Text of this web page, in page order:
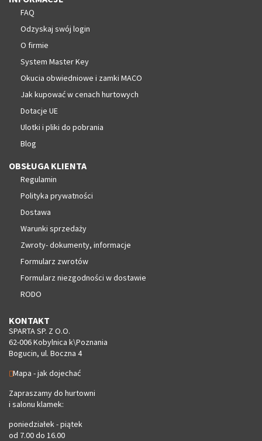
FAQ
Odzyskaj swój login
O firmie
System Master Key
Okucia obwiedniowe i zamki MACO
Jak kupować w cenach hurtowych
Dotacje UE
Ulotki i pliki do pobrania
Blog
OBSŁUGA KLIENTA
Regulamin
Polityka prywatności
Dostawa
Warunki sprzedaży
Zwroty- dokumenty, informacje
Formularz zwrotów
Formularz niezgodności w dostawie
RODO
KONTAKT
SPARTA SP. Z O.O.
62-006 Kobylnica k\Poznania
Bogucin, ul. Boczna 4
Mapa - jak dojechać
Zapraszamy do hurtowni
i salonu klamek:
poniedziałek - piątek
od 7.00 do 16.00